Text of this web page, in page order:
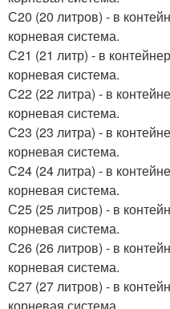
С20 (20 литров) - в
корневая система.
С21 (21 литр) - в
корневая система.
С22 (22 литра) - в
корневая система.
С23 (23 литра) - в
корневая система.
С24 (24 литра) - в
корневая система.
С25 (25 литров) - в
корневая система.
С26 (26 литров) - в
корневая система.
С27 (27 литров) - в